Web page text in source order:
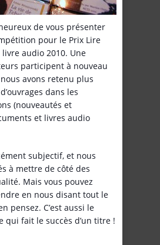
de vous présenter
pour le Prix Lire
audio 2010. Une
participent à nouveau
avons retenu plus
dans les
(nouveautés et
et livres audio
subjectif, et nous
à mettre de côté des
Mais vous pouvez
en nous disant tout le
pensez. C’est aussi le
qui fait le succès d’un titre !